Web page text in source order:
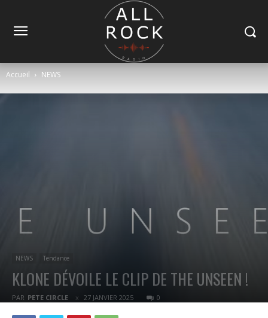
Accueil NEWS
NEWS Tendance
KLONE DÉVOILE LE CLIP DE THE UNSEEN !
PAR PETE CIRCLE 27 JANVIER 2025 0